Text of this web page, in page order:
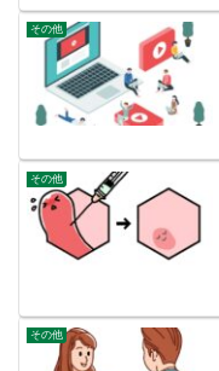
その他
その他
その他